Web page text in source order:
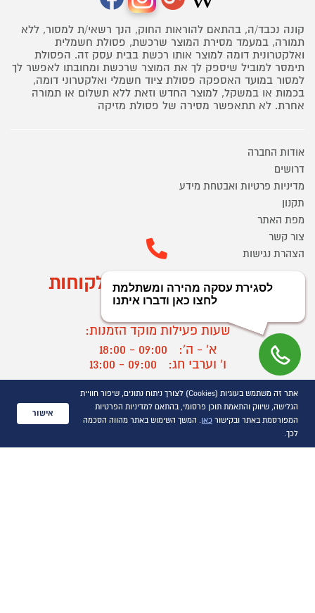
קונה נכבד/ה, בהתאם להוראות החוק, הנך רשאי/ת למסור, ללא
תמורה, במעמד מסירת המוצר שרכשת, פסולת חשמלית
ואלקטרונית דומה למוצר אותו רכשת בבית עסק זה. הפסולת
תימסר למוביל שיספק לך את המוצר שרכשת ומחובתו לאפשר לך
למסור במועד האספקה פסולת ציוד חשמלי ואלקטרוני דומה,
בכמות או במשקל, למוצר החדש וזאת ללא תשלום או תמורה
אחרת. לא תתאפשר מסירה של פסולת מזיקה
אודות החברה
דרושים
מדיניות פרטיות ואבטחת מידע
תקנון
מפת האתר
צור קשר
הצהרת נגישות
מוקד הזמנות ושירות לקוחות
03-9545370
שעות פעילות מוקד הזמנות:
א' - ה':
09:00 - 18:00
ו' וערבי חג:
09:00 - 13:00
שעות פעילות מוקד שירות לקוחות:
א' - ד':
09:00 - 16:30
ה :
09:00 - 16:00
אתר זה משתמש בעוגיות (Cookies) לצורך ניתוח נתונים, שיפור חוויית
הגלישה, שיווק והתאמת תוכן פרסומי, בהתאם למדיניות הפרטיות
המפורסמת באתר ובקישור כאן. המשך השימוש באתר מהווה הסכמה
לכך.
אישור